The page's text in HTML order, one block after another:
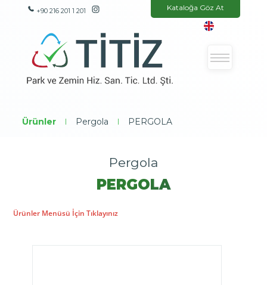
+90 216 201 1 201 Kataloğa Göz At
Ürünler | Pergola | PERGOLA
Pergola
PERGOLA
Ürünler Menüsü İçin Tıklayınız